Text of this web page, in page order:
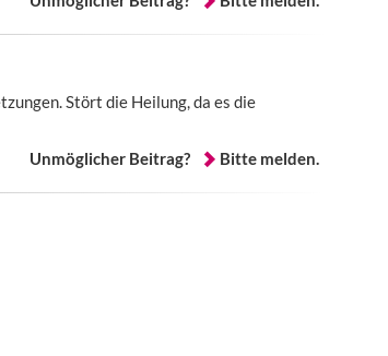
Stört die Heilung, da es die
Unmöglicher Beitrag?
Bitte melden.